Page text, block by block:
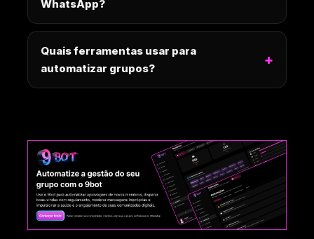
WhatsApp?
Quais ferramentas usar para
automatizar grupos?